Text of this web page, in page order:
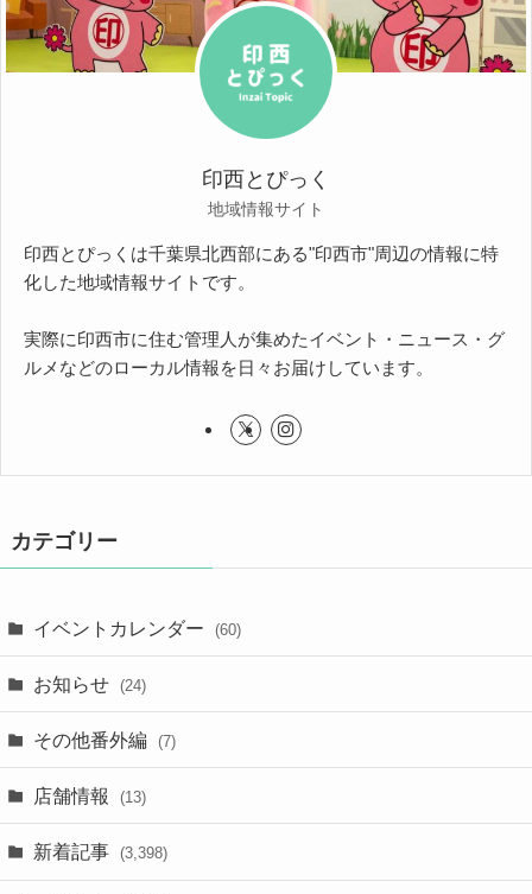
印西とぴっく
地域情報サイト
印西とぴっくは千葉県北西部にある"印西市"周辺の情報に特
化した地域情報サイトです。
実際に印西市に住む管理人が集めたイベント・ニュース・グ
ルメなどのローカル情報を日々お届けしています。
カテゴリー
イベントカレンダー (60)
お知らせ (24)
その他番外編 (7)
店舗情報 (13)
新着記事 (3,398)